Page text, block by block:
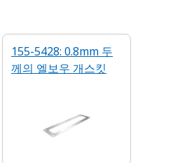
155-5428: 0.8mm 두
께의 엘보우 개스킷